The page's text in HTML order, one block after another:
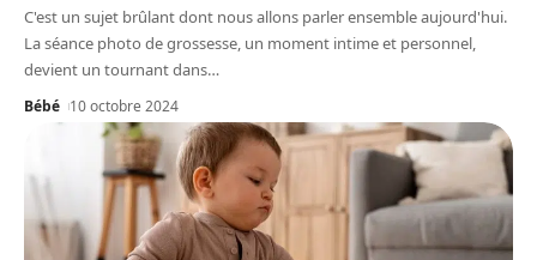
C'est un sujet brûlant dont nous allons parler ensemble aujourd'hui.
La séance photo de grossesse, un moment intime et personnel,
devient un tournant dans…
Bébé 10 octobre 2024